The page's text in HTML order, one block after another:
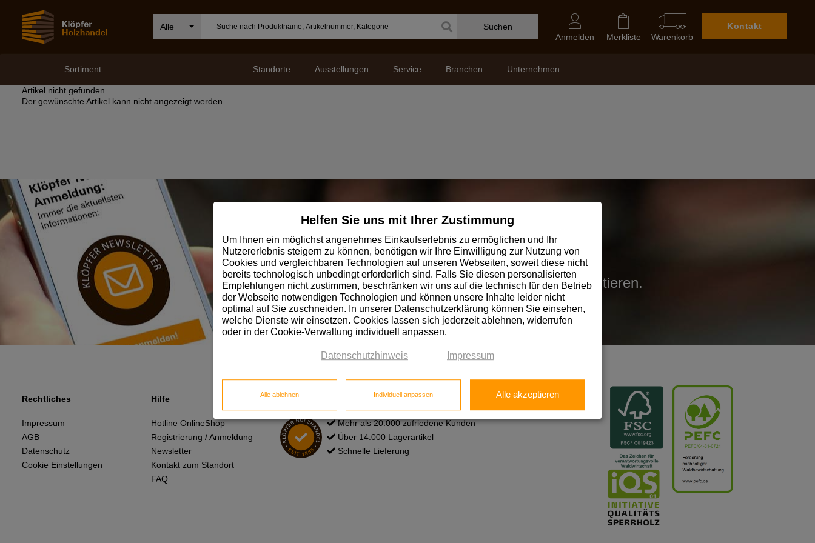
Alle Suchen
Kontakt
Warenkorb
Merkliste
Anmelden
Unternehmen
Branchen
Service
Ausstellungen
Standorte
Sortiment
Artikel nicht gefunden
Der gewünschte Artikel kann nicht angezeigt werden.
Jetzt zum Klöpfer
Newsletter anmelden:
Das Neueste wissen, von Vorteilen profitieren.
Hier anmelden!
Rechtliches
Impressum
AGB
Datenschutz
Cookie Einstellungen
Hilfe
Hotline OnlineShop
Registrierung / Anmeldung
Newsletter
Kontakt zum Standort
FAQ
Mehr als 20.000 zufriedene Kunden
Über 14.000 Lagerartikel
Schnelle Lieferung
Helfen Sie uns mit Ihrer Zustimmung
Um Ihnen ein möglichst angenehmes Einkaufserlebnis zu ermöglichen und Ihr
Nutzererlebnis steigern zu können, benötigen wir Ihre Einwilligung zur Nutzung von
Cookies und vergleichbaren Technologien auf unseren Webseiten, soweit diese nicht
bereits technologisch unbedingt erforderlich sind. Falls Sie diesen personalisierten
Empfehlungen nicht zustimmen, beschränken wir uns auf die technisch für den Betrieb
der Webseite notwendigen Technologien und können unsere Inhalte leider nicht
optimal auf Sie zuschneiden. In unserer Datenschutzerklärung können Sie einsehen,
welche Dienste wir einsetzen. Cookies lassen sich jederzeit ablehnen, widerrufen
oder in der Cookie-Verwaltung individuell anpassen.
Datenschutzhinweis Impressum
Alle ablehnen Individuell anpassen Alle akzeptieren